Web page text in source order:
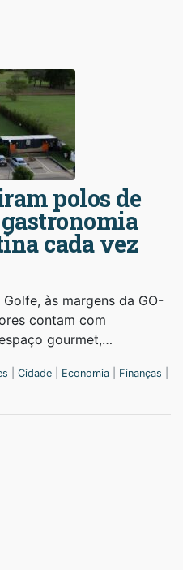
polos de
cada vez
às margens da GO-
contam com
gourmet,…
Cidade Economia Finanças